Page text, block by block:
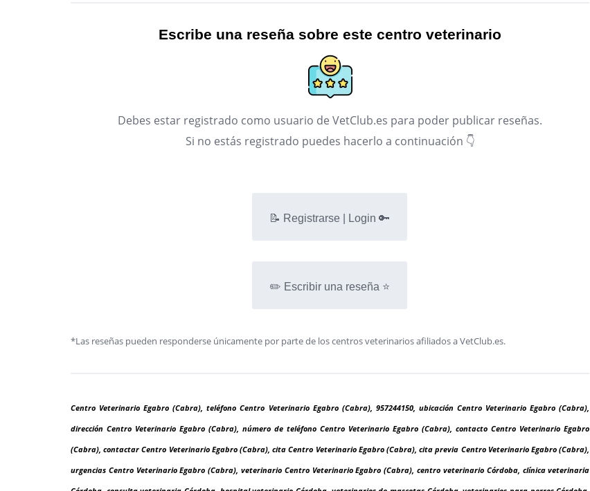
Escribe una reseña sobre este centro veterinario
Debes estar registrado como usuario de VetClub.es para poder publicar reseñas.
Si no estás registrado puedes hacerlo a continuación 👇
📝 Registrarse | Login 🔑
✏️ Escribir una reseña ⭐
*Las reseñas pueden responderse únicamente por parte de los centros veterinarios afiliados a VetClub.es.
Centro Veterinario Egabro (Cabra), teléfono Centro Veterinario Egabro (Cabra), 957244150, ubicación Centro Veterinario Egabro (Cabra),
dirección Centro Veterinario Egabro (Cabra), número de teléfono Centro Veterinario Egabro (Cabra), contacto Centro Veterinario Egabro
(Cabra), contactar Centro Veterinario Egabro (Cabra), cita Centro Veterinario Egabro (Cabra), cita previa Centro Veterinario Egabro (Cabra),
urgencias Centro Veterinario Egabro (Cabra), veterinario Centro Veterinario Egabro (Cabra), centro veterinario Córdoba, clínica veterinaria